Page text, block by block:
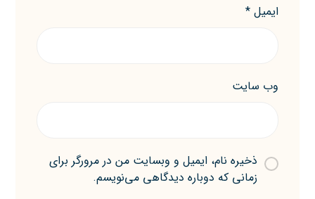
ایمیل*
وب‌ سایت
ذخیره نام، ایمیل و وبسایت من در مرورگر برای
زمانی که دوباره دیدگاهی می‌نویسم.